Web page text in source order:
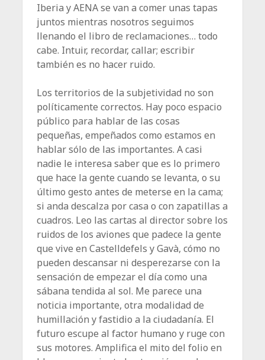
Iberia y AENA se van a comer unas tapas
juntos mientras nosotros seguimos
llenando el libro de reclamaciones… todo
cabe. Intuir, recordar, callar; escribir
también es no hacer ruido.
Los territorios de la subjetividad no son
políticamente correctos. Hay poco espacio
público para hablar de las cosas
pequeñas, empeñados como estamos en
hablar sólo de las importantes. A casi
nadie le interesa saber que es lo primero
que hace la gente cuando se levanta, o su
último gesto antes de meterse en la cama;
si anda descalza por casa o con zapatillas a
cuadros. Leo las cartas al director sobre los
ruidos de los aviones que padece la gente
que vive en Castelldefels y Gavà, cómo no
pueden descansar ni desperezarse con la
sensación de empezar el día como una
sábana tendida al sol. Me parece una
noticia importante, otra modalidad de
humillación y fastidio a la ciudadanía. El
futuro escupe al factor humano y ruge con
sus motores. Amplifica el mito del folio en